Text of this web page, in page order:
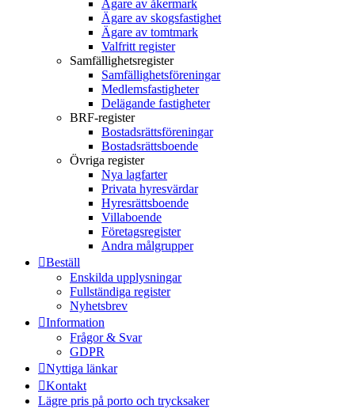
Ägare av åkermark
Ägare av skogsfastighet
Ägare av tomtmark
Valfritt register
Samfällighetsregister
Samfällighetsföreningar
Medlemsfastigheter
Delägande fastigheter
BRF-register
Bostadsrättsföreningar
Bostadsrättsboende
Övriga register
Nya lagfarter
Privata hyresvärdar
Hyresrättsboende
Villaboende
Företagsregister
Andra målgrupper
Beställ
Enskilda upplysningar
Fullständiga register
Nyhetsbrev
Information
Frågor & Svar
GDPR
Nyttiga länkar
Kontakt
Lägre pris på porto och trycksaker